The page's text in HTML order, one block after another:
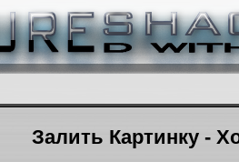
Залить Картинку -